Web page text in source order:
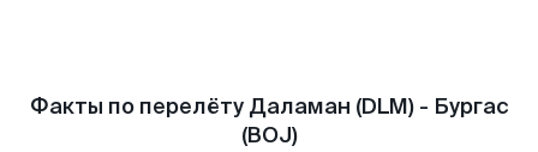
Факты по перелёту Даламан (DLM) - Бургас
(BOJ)